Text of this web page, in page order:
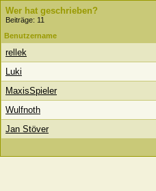
Wer hat geschrieben?
Beiträge: 11
Benutzername
rellek
Luki
MaxisSpieler
Wulfnoth
Jan Stöver